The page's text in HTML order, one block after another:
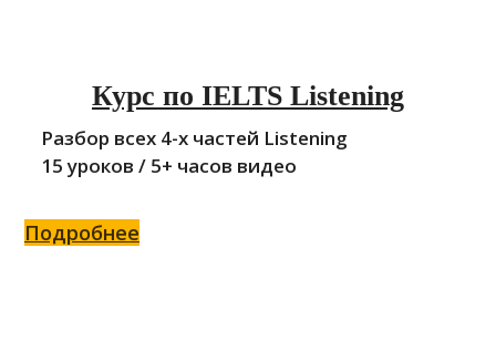
Курс по IELTS Listening
Разбор всех 4-x частей Listening
15 уроков / 5+ часов видео
Подробнее